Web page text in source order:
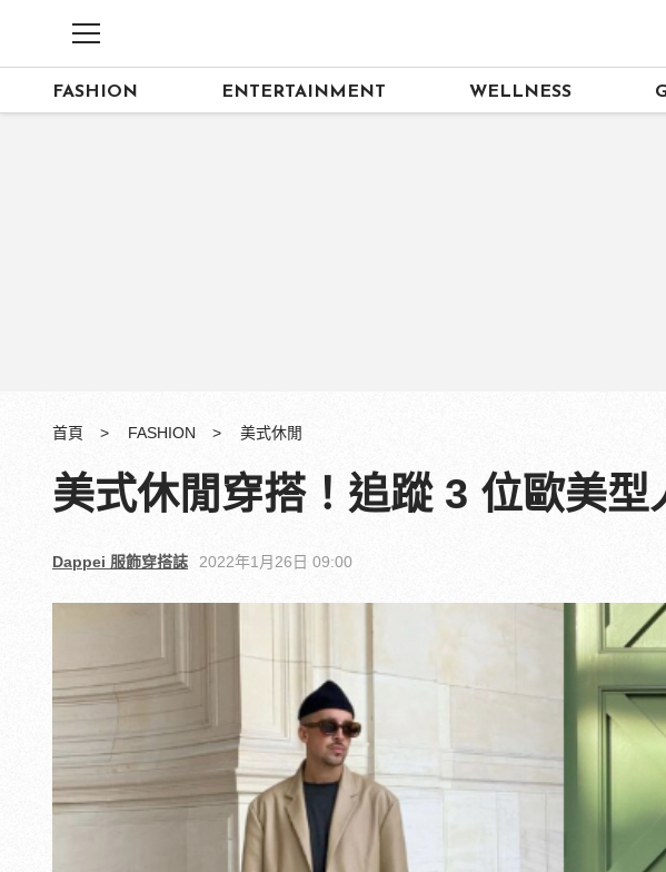
FASHION ENTERTAINMENT WELLNESS
首頁 FASHION 美式休閒
美式休閒穿搭！追蹤 3 位歐美型
Dappei 服飾穿搭誌 2022年1月26日 09:00